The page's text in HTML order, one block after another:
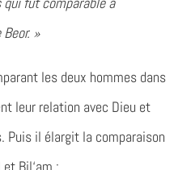
»
les deux hommes dans
leur relation avec Dieu et
Puis il élargit la comparaison